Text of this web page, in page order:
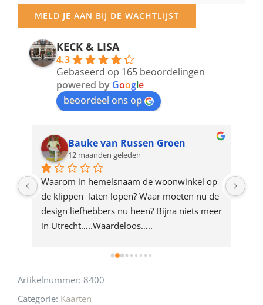
your
email
address
product
MELD JE AAN BIJ DE WACHTLIJST
KECK & LISA
4.3
Gebaseerd op 165 beoordelingen
powered by Google
beoordeel ons op
Bauke van Russen Groen
12 maanden geleden
Waarom in hemelsnaam de woonwinkel op
de klippen  laten lopen? Waar moeten nu de
design liefhebbers nu heen? Bijna niets meer
in Utrecht…..Waardeloos…..
Artikelnummer: 8400
Categorie: Kaarten